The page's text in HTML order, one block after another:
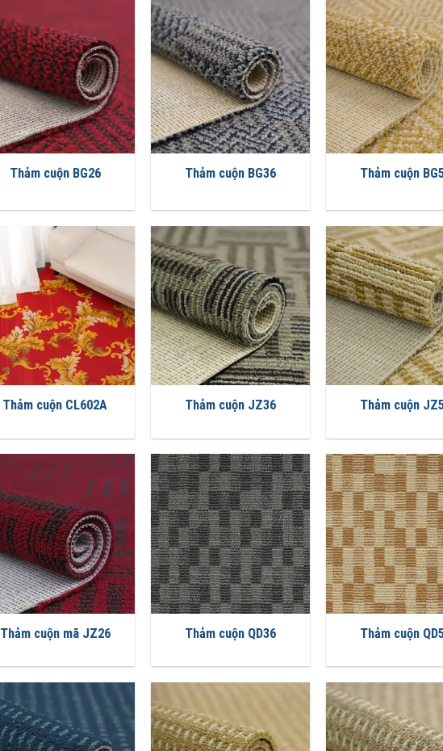
Thảm cuộn BG26 Thảm cuộn BG36 Thảm cuộn
Thảm cuộn CL602A Thảm cuộn JZ36 Thảm cuộn
Thảm cuộn mã JZ26 Thảm cuộn QD36 Thảm cuộn